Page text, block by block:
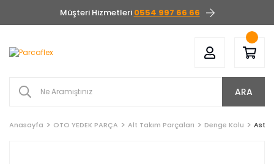
Müşteri Hizmetleri 0554 997 66 66
ARA
Anasayfa OTO YEDEK PARÇA Alt Takım Parçaları Denge Kolu